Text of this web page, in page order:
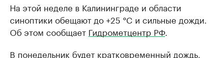
На этой неделе в Калининграде и области
синоптики обещают до +25 °C и сильные дожди.
Об этом сообщает Гидрометцентр РФ
В понедельник будет кратковременный дождь,